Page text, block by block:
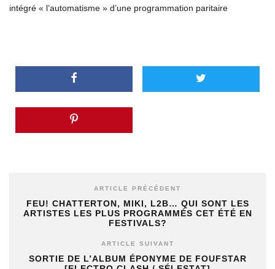
intégré « l’automatisme » d’une programmation paritaire
ARTICLE PRÉCÉDENT
FEU! CHATTERTON, MIKI, L2B… QUI SONT LES
ARTISTES LES PLUS PROGRAMMÉS CET ÉTÉ EN
FESTIVALS?
ARTICLE SUIVANT
SORTIE DE L’ALBUM ÉPONYME DE FOUFSTAR